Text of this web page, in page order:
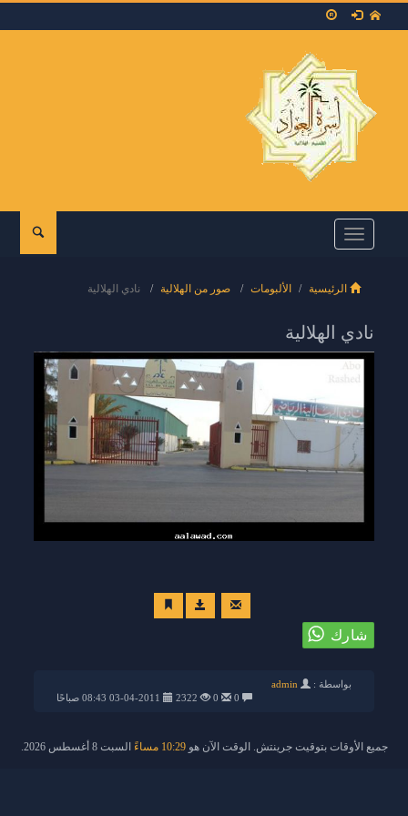
Toggle
navigation
الرئيسية الألبومات صور من الهلالية نادي الهلالية
نادي الهلالية
بواسطة :
admin
0
0
2322 03-04-2011 08:43 صباحًا
جميع الأوقات بتوقيت جرينتش. الوقت الآن هو10:29 مساءً السبت 8 أغسطس 2026.